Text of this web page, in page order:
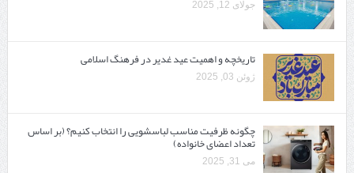
جولای 12, 2025
تاریخچه و اهمیت عید غدیر در فرهنگ اسلامی
ژوئن 03, 2025
چگونه ظرفیت مناسب لباسشویی را انتخاب کنیم؟ (بر اساس
تعداد اعضای خانواده)
می 31, 2025